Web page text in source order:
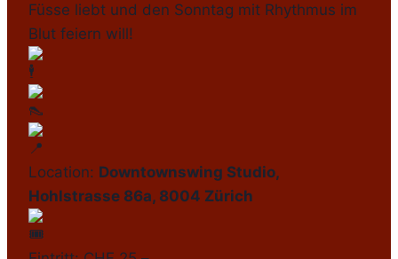
Füsse liebt und den Sonntag mit Rhythmus im
Blut feiern will!
Location: Downtownswing Studio,
Hohlstrasse 86a, 8004 Zürich